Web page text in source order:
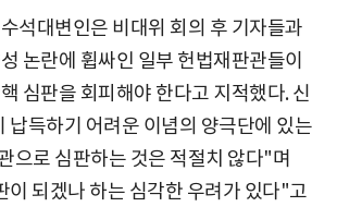
석대변인은 비대위 회의 후 기자들과
논란에 휩싸인 일부 헌법재판관들이
심판을 회피해야 한다고 지적했다. 신
납득하기 어려운 이념의 양극단에 있는
으로 심판하는 것은 적절치 않다"며
이 되겠나 하는 심각한 우려가 있다"고